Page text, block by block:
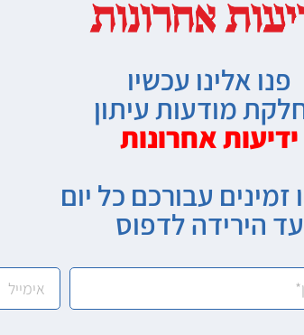
פנו אלינו עכשיו
מודעות עיתון
ידיעות אחרונות
זמינים עבורכם כל יום
עד הירידה לדפוס